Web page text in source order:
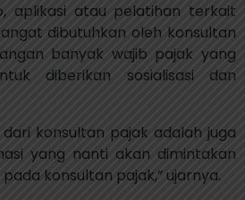
aplikasi atau pelatihan terkait
dibutuhkan oleh konsultan
banyak wajib pajak yang
diberikan sosialisasi dan
konsultan pajak adalah juga
yang nanti akan dimintakan
konsultan pajak,” ujarnya.